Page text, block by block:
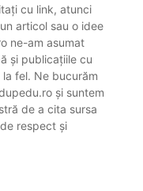
cu link, atunci
articol sau o idee
ne-am asumat
și publicațiile cu
fel. Ne bucurăm
și suntem
de a cita sursa
respect și